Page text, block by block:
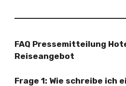
FAQ Pressemitteilung
Reiseangebot
Frage 1: Wie schreibe ich